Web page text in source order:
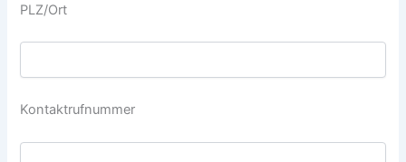
PLZ/Ort
Kontaktrufnummer